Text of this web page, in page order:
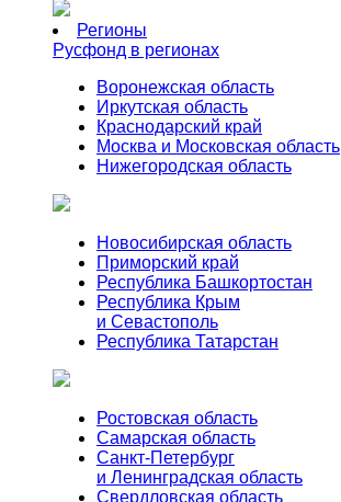
Регионы
Русфонд в регионах
Воронежская область
Иркутская область
Краснодарский край
Москва и Московская область
Нижегородская область
Новосибирская область
Приморский край
Республика Башкортостан
Республика Крым
и Севастополь
Республика Татарстан
Ростовская область
Самарская область
Санкт-Петербург
и Ленинградская область
Свердловская область